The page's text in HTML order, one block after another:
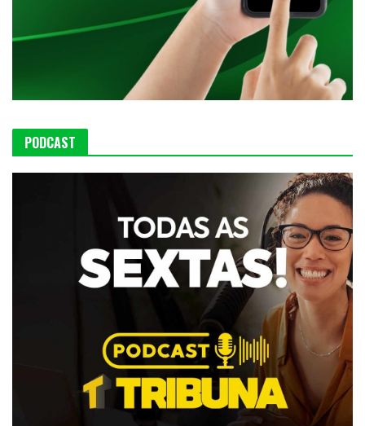
PODCAST